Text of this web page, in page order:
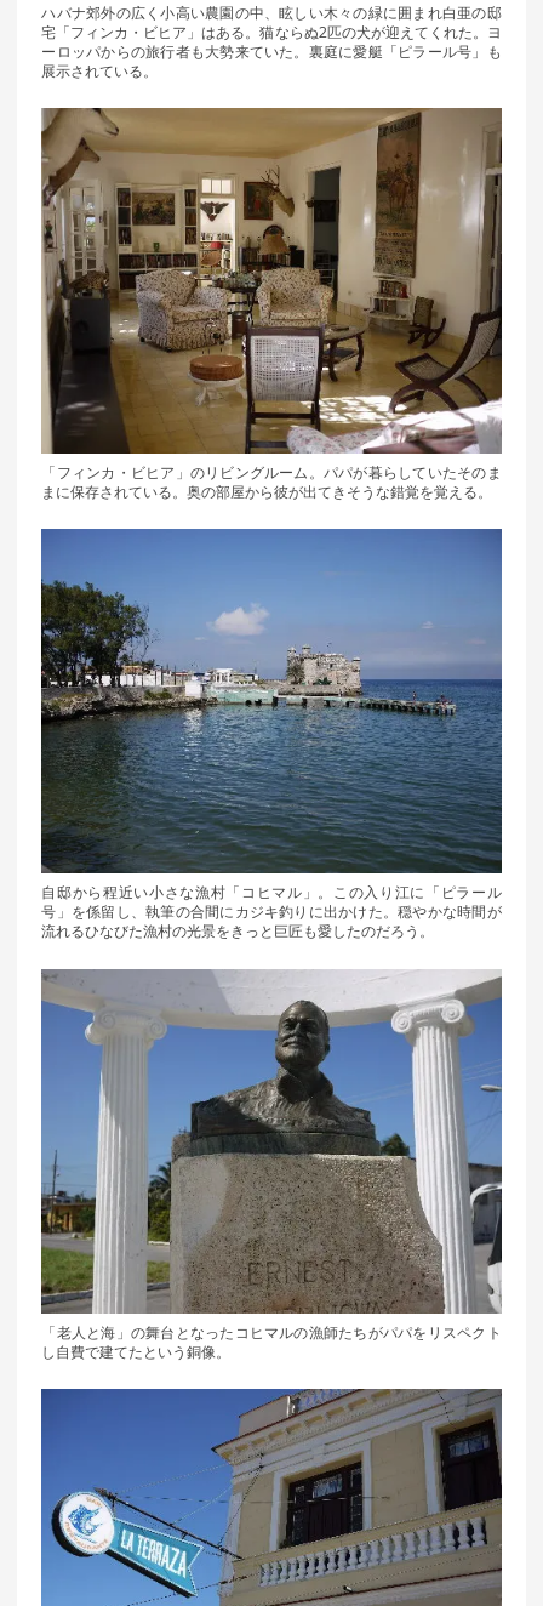
ハバナ郊外の広く小高い農園の中、眩しい木々の緑に囲まれ白亜の邸
宅「フィンカ・ビヒア」はある。猫ならぬ2匹の犬が迎えてくれた。ヨ
ーロッパからの旅行者も大勢来ていた。裏庭に愛艇「ピラール号」も
展示されている。
「フィンカ・ビヒア」のリビングルーム。パパが暮らしていたそのま
まに保存されている。奥の部屋から彼が出てきそうな錯覚を覚える。
自邸から程近い小さな漁村「コヒマル」。この入り江に「ピラール
号」を係留し、執筆の合間にカジキ釣りに出かけた。穏やかな時間が
流れるひなびた漁村の光景をきっと巨匠も愛したのだろう。
「老人と海」の舞台となったコヒマルの漁師たちがパパをリスペクト
し自費で建てたという銅像。